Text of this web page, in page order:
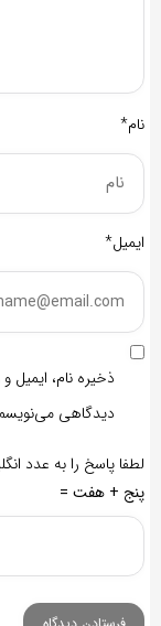
نام*
ایمیل*
ذخیره نام، ایمیل
دیدگاهی
لطفا پاسخ را به عدد
پنج + هفت =